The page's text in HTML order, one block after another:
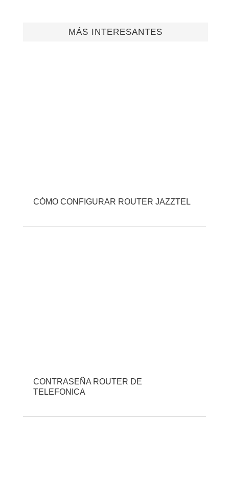
MÁS INTERESANTES
CÓMO CONFIGURAR ROUTER JAZZTEL
CONTRASEÑA ROUTER DE
TELEFONICA